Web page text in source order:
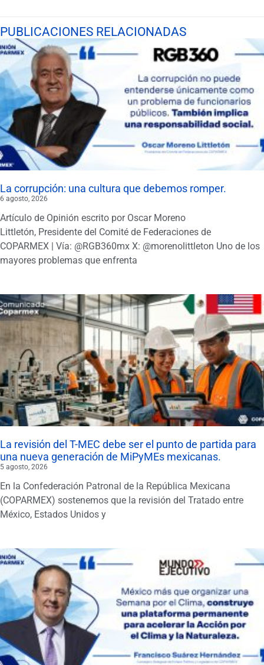
PUBLICACIONES RELACIONADAS
La corrupción: una cultura que debemos romper.
6 agosto, 2026
Artículo de Opinión escrito por Oscar Moreno
Littletón, Presidente del Comité de Federaciones de
COPARMEX | Vía: @RGB360mx X: @morenolittleton Uno de los
mayores problemas que enfrenta
La revisión del T-MEC debe ser el punto de partida para
una nueva generación de MiPyMEs mexicanas.
5 agosto, 2026
En la Confederación Patronal de la República Mexicana
(COPARMEX) sostenemos que la revisión del Tratado entre
México, Estados Unidos y